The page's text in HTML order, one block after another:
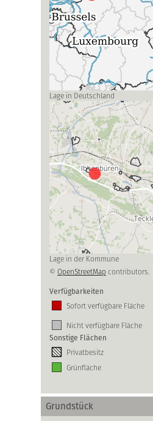
Lage in Deutschland
Lage in der Kommune
© OpenStreetMap contributors.
Verfügbarkeiten
Sofort verfügbare Fläche
Nicht verfügbare Fläche
Sonstige Flächen
Privatbesitz
Grünfläche
Grundstück